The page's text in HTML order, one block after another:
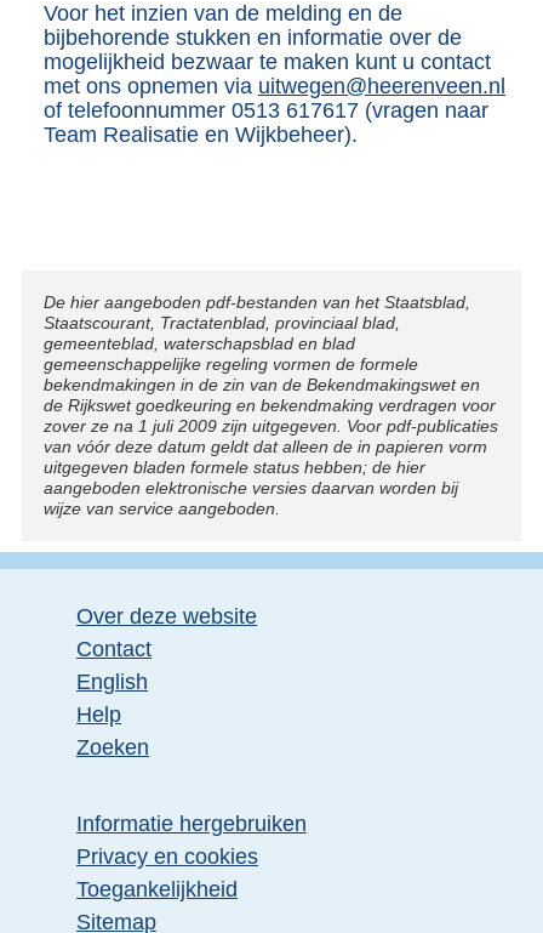
Voor het inzien van de melding en de
bijbehorende stukken en informatie over de
mogelijkheid bezwaar te maken kunt u contact
met ons opnemen via uitwegen@heerenveen.nl
of telefoonnummer 0513 617617 (vragen naar
Team Realisatie en Wijkbeheer).
Disclaimer
De hier aangeboden pdf-bestanden van het Staatsblad,
Staatscourant, Tractatenblad, provinciaal blad,
gemeenteblad, waterschapsblad en blad
gemeenschappelijke regeling vormen de formele
bekendmakingen in de zin van de Bekendmakingswet en
de Rijkswet goedkeuring en bekendmaking verdragen voor
zover ze na 1 juli 2009 zijn uitgegeven. Voor pdf-publicaties
van vóór deze datum geldt dat alleen de in papieren vorm
uitgegeven bladen formele status hebben; de hier
aangeboden elektronische versies daarvan worden bij
wijze van service aangeboden.
Over deze website
Contact
English
Help
Zoeken
Informatie hergebruiken
Privacy en cookies
Toegankelijkheid
Sitemap